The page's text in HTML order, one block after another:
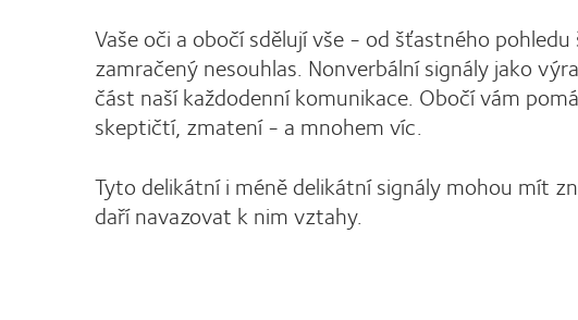
Vaše oči a obočí sdělují vše - od šťastného
zamračený nesouhlas. Nonverbální signály jako
část naší každodenní komunikace. Obočí vám
skeptičtí, zmatení - a mnohem víc.
Tyto delikátní i méně delikátní signály mohou mít
daří navazovat k nim vztahy.